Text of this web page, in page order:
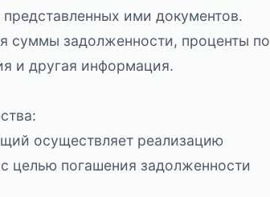
ими документов.
суммы задолженности, проценты по
и другая информация.
осуществляет реализацию
целью погашения задолженности